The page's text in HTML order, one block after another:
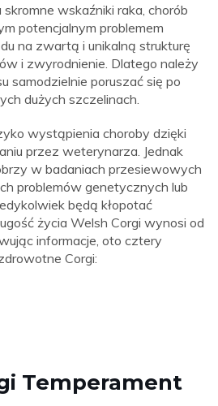
skromne wskaźniki raka, chorób
potencjalnym problemem
na zwartą i unikalną strukturę
i zwyrodnienie. Dlatego należy
samodzielnie poruszać się po
dużych szczelinach.
wystąpienia choroby dzięki
przez weterynarza. Jednak
w badaniach przesiewowych
problemów genetycznych lub
będą kłopotać
życia Welsh Corgi wynosi od
informacje, oto cztery
Corgi:
Temperament